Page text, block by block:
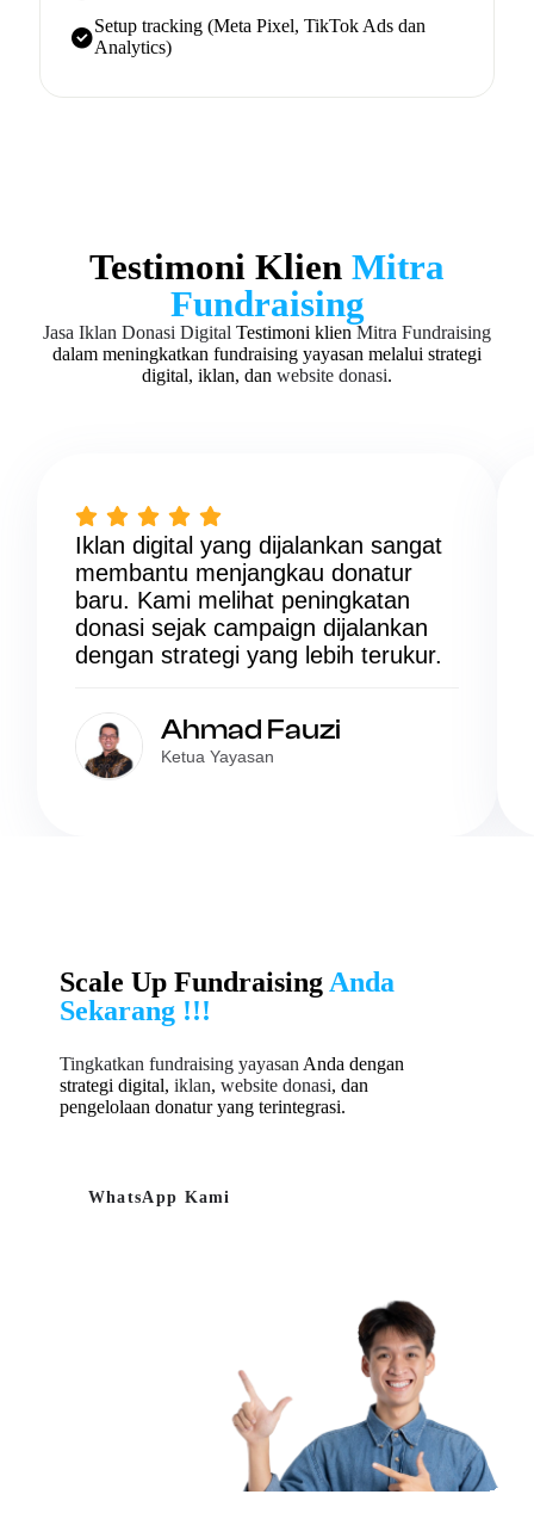
Setup tracking (Meta Pixel, TikTok Ads dan
Analytics)
Testimoni Klien Mitra
Fundraising
Jasa Iklan Donasi Digital Testimoni klien Mitra Fundraising
dalam meningkatkan fundraising yayasan melalui strategi
digital, iklan, dan website donasi.
Iklan digital yang dijalankan sangat
membantu menjangkau donatur
baru. Kami melihat peningkatan
donasi sejak campaign dijalankan
dengan strategi yang lebih terukur.
Ahmad Fauzi
Ketua Yayasan
Scale Up Fundraising Anda
Sekarang !!!
Tingkatkan fundraising yayasan Anda dengan
strategi digital, iklan, website donasi, dan
pengelolaan donatur yang terintegrasi.
WhatsApp Kami